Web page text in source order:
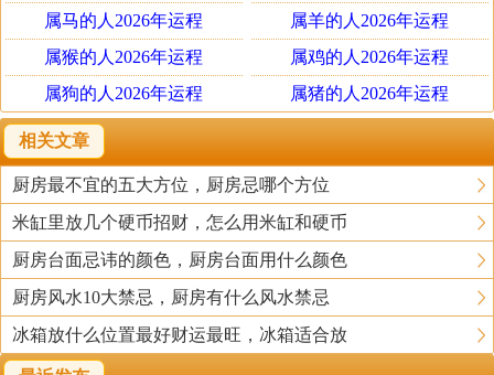
二、厨房摆放钟表风水原则
打造健康风水，要避免抬头见“终”的情况。我们知道钟和终是一个
同音词，抬头见钟的寓意必然不好，纵然挂钟会带给我们辟邪的作
用，但是摆放不对一样给我们的健康带来危害。在厨房挂钟风水
中，挂钟的位置不能选择在厨房门的正对着的方向，这样就会威胁
到家人的健康，尤其是经常出入厨房的人。
属马的人2026年运程
属羊的人2026年运程
属猴的人2026年运程
属鸡的人2026年运程
属狗的人2026年运程
属猪的人2026年运程
相关文章
厨房最不宜的五大方位，厨房忌哪个方位
米缸里放几个硬币招财，怎么用米缸和硬币
厨房台面忌讳的颜色，厨房台面用什么颜色
厨房风水10大禁忌，厨房有什么风水禁忌
冰箱放什么位置最好财运最旺，冰箱适合放